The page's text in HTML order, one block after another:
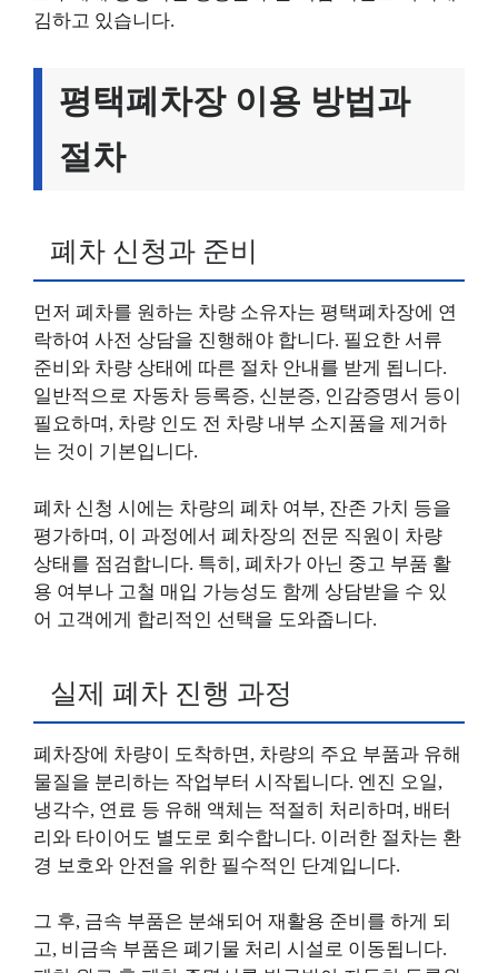
김하고 있습니다.
평택폐차장 이용 방법과
절차
폐차 신청과 준비
먼저 폐차를 원하는 차량 소유자는 평택폐차장에 연
락하여 사전 상담을 진행해야 합니다. 필요한 서류
준비와 차량 상태에 따른 절차 안내를 받게 됩니다.
일반적으로 자동차 등록증, 신분증, 인감증명서 등이
필요하며, 차량 인도 전 차량 내부 소지품을 제거하
는 것이 기본입니다.
폐차 신청 시에는 차량의 폐차 여부, 잔존 가치 등을
평가하며, 이 과정에서 폐차장의 전문 직원이 차량
상태를 점검합니다. 특히, 폐차가 아닌 중고 부품 활
용 여부나 고철 매입 가능성도 함께 상담받을 수 있
어 고객에게 합리적인 선택을 도와줍니다.
실제 폐차 진행 과정
폐차장에 차량이 도착하면, 차량의 주요 부품과 유해
물질을 분리하는 작업부터 시작됩니다. 엔진 오일,
냉각수, 연료 등 유해 액체는 적절히 처리하며, 배터
리와 타이어도 별도로 회수합니다. 이러한 절차는 환
경 보호와 안전을 위한 필수적인 단계입니다.
그 후, 금속 부품은 분쇄되어 재활용 준비를 하게 되
고, 비금속 부품은 폐기물 처리 시설로 이동됩니다.